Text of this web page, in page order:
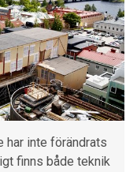
har inte förändrats
finns både teknik